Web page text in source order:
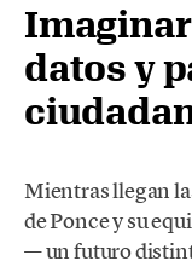
datos y
Mientras llegan
de Ponce y su
— un futuro